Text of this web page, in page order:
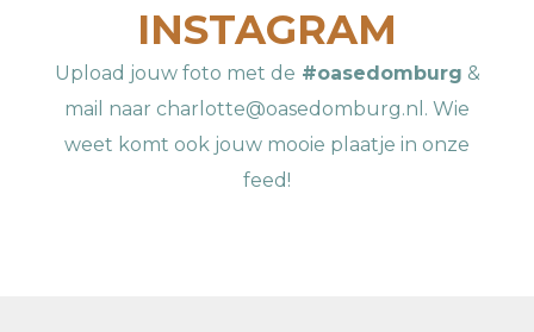
INSTAGRAM
Upload jouw foto met de #oasedomburg &
mail naar charlotte@oasedomburg.nl. Wie
weet komt ook jouw mooie plaatje in onze
feed!